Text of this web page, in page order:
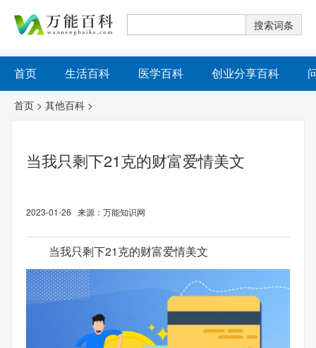
首页 生活百科 医学百科 创业分享百科
首页 > 其他百科 >
当我只剩下21克的财富爱情美文
2023-01-26 来源：万能知识网
当我只剩下21克的财富爱情美文